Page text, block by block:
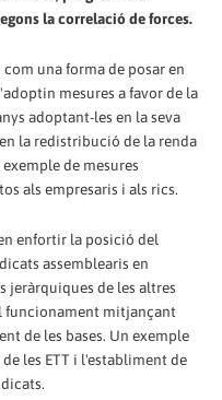
la correlació de forces.
una forma de posar en
mesures a favor de la
adoptant-les en la seva
la redistribució de la renda
de mesures
als empresaris i als rics.
enfortir la posició del
assemblearis en
jeràrquiques de les altres
funcionament mitjançant
de les bases. Un exemple
les ETT i l'establiment de